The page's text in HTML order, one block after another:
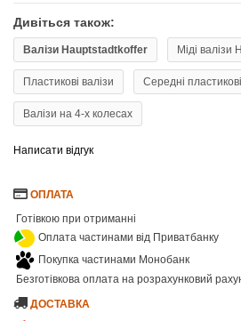
Дивіться також:
Валізи Hauptstadtkoffer Міді валізи
Пластикові валізи Середні
Валізи на 4-х колесах
Написати відгук
ОПЛАТА
Готівкою при отриманні
Оплата частинами від Приватбанку
Покупка частинами Монобанк
Безготівкова оплата на розрахунковий
ДОСТАВКА